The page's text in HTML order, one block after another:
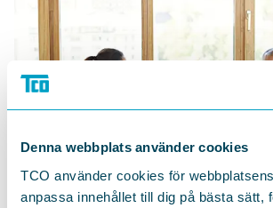
Denna webbplats använder cookies
TCO använder cookies för
anpassa innehållet till dig på bästa sätt,